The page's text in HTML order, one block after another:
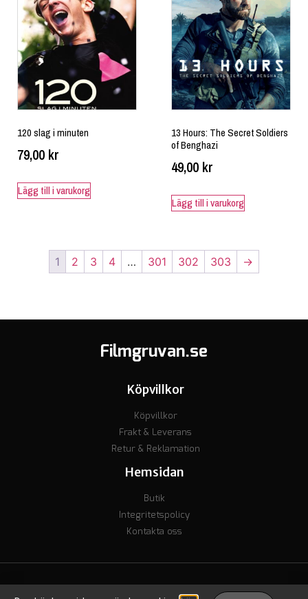
120 slag i minuten
79,00 kr
Lägg till i varukorg
13 Hours: The Secret Soldiers
of Benghazi
49,00 kr
Lägg till i varukorg
1 2 3 4 … 301 302 303 →
Filmgruvan.se
Köpvillkor
Köpvillkor
Frakt & Leverans
Retur & Reklamation
Hemsidan
Butik
Integritetspolicy
Kontakta oss